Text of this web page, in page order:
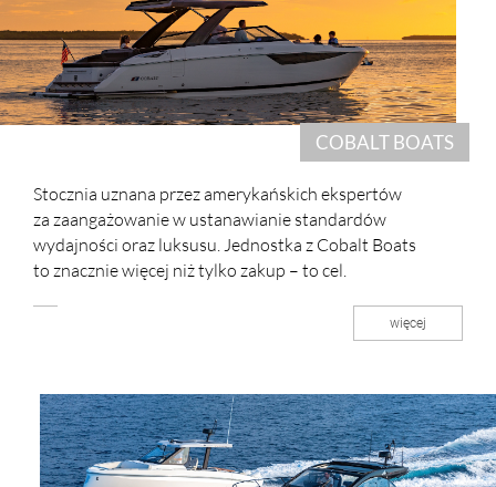
COBALT BOATS
Stocznia uznana przez amerykańskich ekspertów
za zaangażowanie w ustanawianie standardów
wydajności oraz luksusu. Jednostka z Cobalt Boats
to znacznie więcej niż tylko zakup – to cel.
więcej